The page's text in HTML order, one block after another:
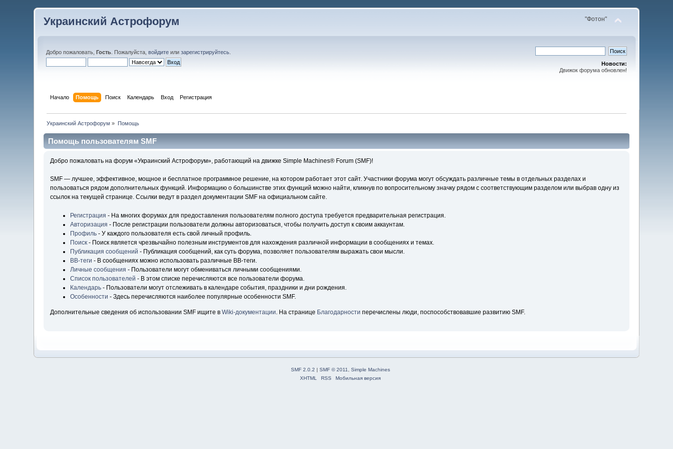
Украинский Астрофорум "Фотон"
Добро пожаловать,Гость . Пожалуйста,войдите илизарегистрируйтесь
Новости:
Движок форума обновлен!
Начало Помощь Поиск Календарь Вход Регистрация
Украинский Астрофорум » Помощь
Помощь пользователям SMF
Добро пожаловать на форум «Украинский Астрофорум», работающий на движке Simple Machines® Forum (SMF)!
SMF — лучшее, эффективное, мощное и бесплатное программное решение, на котором работает этот сайт. Участники форума могут обсуждать различные темы в отдельных разделах и
пользоваться рядом дополнительных функций. Информацию о большинстве этих функций можно найти, кликнув по вопросительному значку рядом с соответствующим разделом или выбрав одну из
ссылок на текущей странице. Ссылки ведут в раздел документации SMF на официальном сайте.
Регистрация - На многих форумах для предоставления пользователям полного доступа требуется предварительная регистрация.
Авторизация - После регистрации пользователи должны авторизоваться, чтобы получить доступ к своим аккаунтам.
Профиль- У каждого пользователя есть свой личный профиль.
Поиск- Поиск является чрезвычайно полезным инструментов для нахождения различной информации в сообщениях и темах.
Публикация сообщений - Публикация сообщений, как суть форума, позволяет пользователям выражать свои мысли.
BB-теги - В сообщениях можно использовать различные BB-теги.
Личные сообщения - Пользователи могут обмениваться личными сообщениями.
Список пользователей - В этом списке перечисляются все пользователи форума.
Календарь- Пользователи могут отслеживать в календаре события, праздники и дни рождения.
Особенности - Здесь перечисляются наиболее популярные особенности SMF.
Дополнительные сведения об использовании SMF ищите в Wiki-документации . На странице Благодарности перечислены люди, поспособствовавшие развитию SMF.
SMF 2.0.2 | SMF © 2011, Simple Machines
XHTML
RSS Мобильная версия